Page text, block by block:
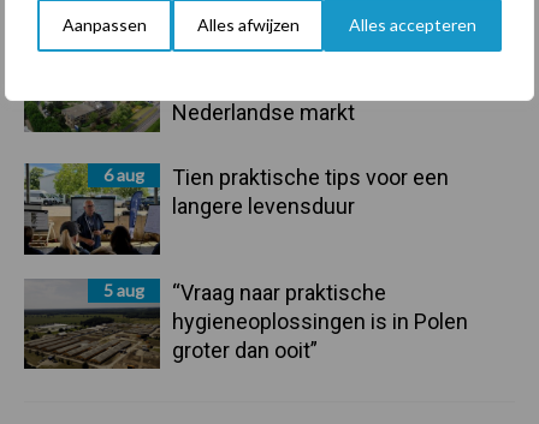
Aanpassen Alles afwijzen Alles accepteren
6 aug
ForFarmers ziet volume en
Nederlandse markt
6 aug
Tien praktische tips voor een
langere levensduur
5 aug
“Vraag naar praktische
hygieneoplossingen is in Polen
groter dan ooit”